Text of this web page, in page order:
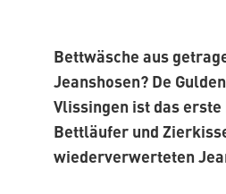
Bettwäsche aus
Jeanshosen? De
Vlissingen ist das erste
Bettläufer und
wiederverwerteten